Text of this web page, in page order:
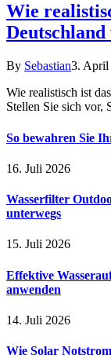
Wie
By Sebastian3. April
Wie realistisch ist
Stellen Sie sich vor,
So bewahren Sie
16. Juli 2026
Wasserfilter
unterwegs
15. Juli 2026
Effektive
anwenden
14. Juli 2026
Wie Solar